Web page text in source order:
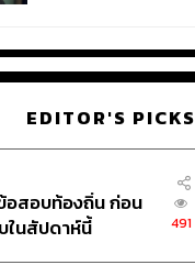
EDITOR'S PICKS
อสอบท้องถิ่น ก่อน
ในสัปดาห์นี้
491